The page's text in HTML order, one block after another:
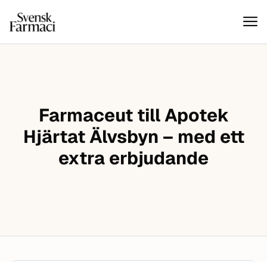
Hoppa till innehåll
Svensk farmaci
Farmaceut till Apotek
Hjärtat Älvsbyn – med ett
extra erbjudande